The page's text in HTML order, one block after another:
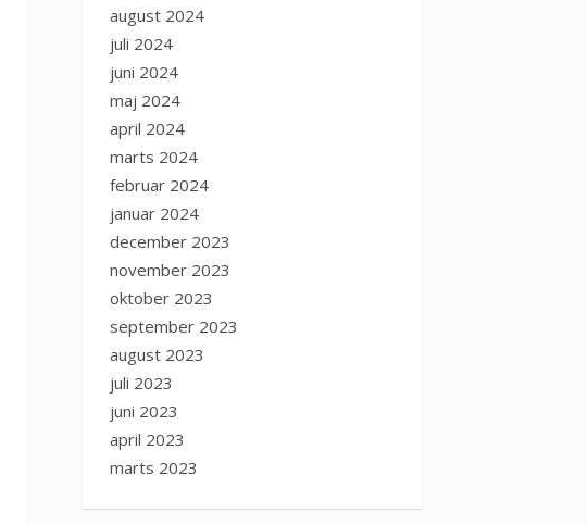
august 2024
juli 2024
juni 2024
maj 2024
april 2024
marts 2024
februar 2024
januar 2024
december 2023
november 2023
oktober 2023
september 2023
august 2023
juli 2023
juni 2023
april 2023
marts 2023